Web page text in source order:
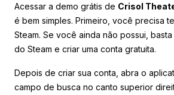
Acessar a demo grátis de Crisol
é bem simples. Primeiro, você precisa
Steam. Se você ainda não possui,
do Steam e criar uma conta gratuita.
Depois de criar sua conta, abra o
campo de busca no canto superior